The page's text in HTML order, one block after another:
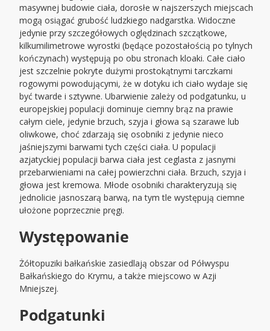
masywnej budowie ciała, dorosłe w najszerszych miejscach
mogą osiągać grubość ludzkiego nadgarstka. Widoczne
jedynie przy szczegółowych oględzinach szczątkowe,
kilkumilimetrowe wyrostki (będące pozostałością po tylnych
kończynach) występują po obu stronach kloaki. Całe ciało
jest szczelnie pokryte dużymi prostokątnymi tarczkami
rogowymi powodującymi, że w dotyku ich ciało wydaje się
być twarde i sztywne. Ubarwienie zależy od podgatunku, u
europejskiej populacji dominuje ciemny brąz na prawie
całym ciele, jedynie brzuch, szyja i głowa są szarawe lub
oliwkowe, choć zdarzają się osobniki z jedynie nieco
jaśniejszymi barwami tych części ciała. U populacji
azjatyckiej populacji barwa ciała jest ceglasta z jasnymi
przebarwieniami na całej powierzchni ciała. Brzuch, szyja i
głowa jest kremowa. Młode osobniki charakteryzują się
jednolicie jasnoszarą barwą, na tym tle występują ciemne
ułożone poprzecznie pręgi.
Występowanie
Żółtopuziki bałkańskie zasiedlają obszar od Półwyspu
Bałkańskiego do Krymu, a także miejscowo w Azji
Mniejszej.
Podgatunki